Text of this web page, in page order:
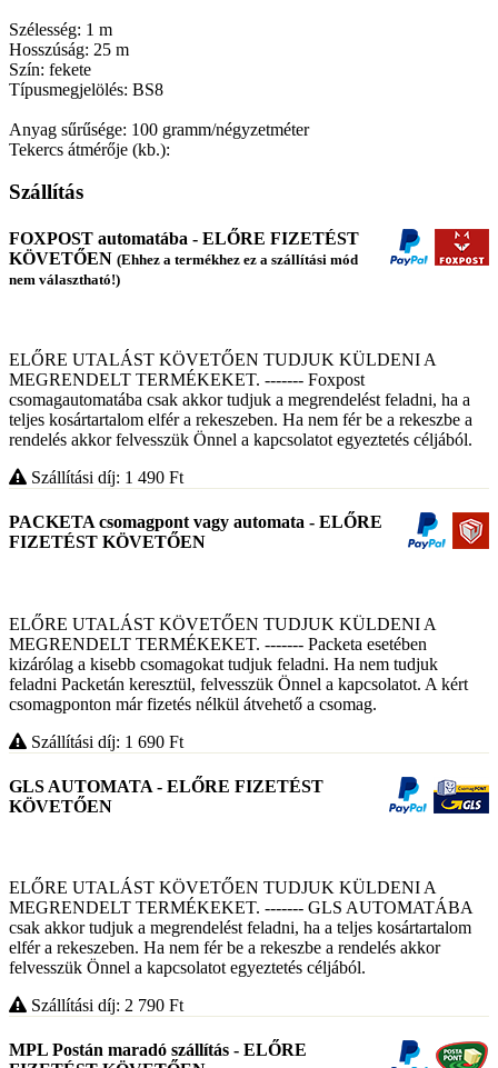
Szélesség: 1 m
Hosszúság: 25 m
Szín: fekete
Típusmegjelölés: BS8
Anyag sűrűsége: 100 gramm/négyzetméter
Tekercs átmérője (kb.):
Szállítás
FOXPOST automatába - ELŐRE FIZETÉST
KÖVETŐEN (Ehhez a termékhez ez a szállítási mód
nem választható!)
ELŐRE UTALÁST KÖVETŐEN TUDJUK KÜLDENI A
MEGRENDELT TERMÉKEKET. ------- Foxpost
csomagautomatába csak akkor tudjuk a megrendelést feladni, ha a
teljes kosártartalom elfér a rekeszeben. Ha nem fér be a rekeszbe a
rendelés akkor felvesszük Önnel a kapcsolatot egyeztetés céljából.
Szállítási díj: 1 490 Ft
PACKETA csomagpont vagy automata - ELŐRE
FIZETÉST KÖVETŐEN
ELŐRE UTALÁST KÖVETŐEN TUDJUK KÜLDENI A
MEGRENDELT TERMÉKEKET. ------- Packeta esetében
kizárólag a kisebb csomagokat tudjuk feladni. Ha nem tudjuk
feladni Packetán keresztül, felvesszük Önnel a kapcsolatot. A kért
csomagponton már fizetés nélkül átvehető a csomag.
Szállítási díj: 1 690 Ft
GLS AUTOMATA - ELŐRE FIZETÉST
KÖVETŐEN
ELŐRE UTALÁST KÖVETŐEN TUDJUK KÜLDENI A
MEGRENDELT TERMÉKEKET. ------- GLS AUTOMATÁBA
csak akkor tudjuk a megrendelést feladni, ha a teljes kosártartalom
elfér a rekeszeben. Ha nem fér be a rekeszbe a rendelés akkor
felvesszük Önnel a kapcsolatot egyeztetés céljából.
Szállítási díj: 2 790 Ft
MPL Postán maradó szállítás - ELŐRE